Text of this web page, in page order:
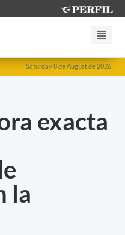
Saturday 8 de August de 2026
exacta
la